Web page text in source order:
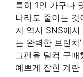
특히 1인 가구나
나라도 줄이는
저 역시 SNS에서
는 완벽한 브런치
그팬을 덜컥 구
예쁘게 잡힌 계